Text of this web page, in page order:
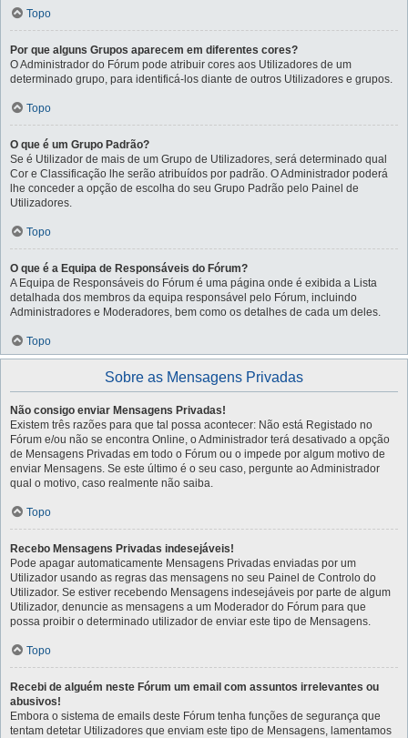
Topo
Por que alguns Grupos aparecem em diferentes cores?
O Administrador do Fórum pode atribuir cores aos Utilizadores de um
determinado grupo, para identificá-los diante de outros Utilizadores e grupos.
Topo
O que é um Grupo Padrão?
Se é Utilizador de mais de um Grupo de Utilizadores, será determinado qual
Cor e Classificação lhe serão atribuídos por padrão. O Administrador poderá
lhe conceder a opção de escolha do seu Grupo Padrão pelo Painel de
Utilizadores.
Topo
O que é a Equipa de Responsáveis do Fórum?
A Equipa de Responsáveis do Fórum é uma página onde é exibida a Lista
detalhada dos membros da equipa responsável pelo Fórum, incluindo
Administradores e Moderadores, bem como os detalhes de cada um deles.
Topo
Sobre as Mensagens Privadas
Não consigo enviar Mensagens Privadas!
Existem três razões para que tal possa acontecer: Não está Registado no
Fórum e/ou não se encontra Online, o Administrador terá desativado a opção
de Mensagens Privadas em todo o Fórum ou o impede por algum motivo de
enviar Mensagens. Se este último é o seu caso, pergunte ao Administrador
qual o motivo, caso realmente não saiba.
Topo
Recebo Mensagens Privadas indesejáveis!
Pode apagar automaticamente Mensagens Privadas enviadas por um
Utilizador usando as regras das mensagens no seu Painel de Controlo do
Utilizador. Se estiver recebendo Mensagens indesejáveis por parte de algum
Utilizador, denuncie as mensagens a um Moderador do Fórum para que
possa proibir o determinado utilizador de enviar este tipo de Mensagens.
Topo
Recebi de alguém neste Fórum um email com assuntos irrelevantes ou
abusivos!
Embora o sistema de emails deste Fórum tenha funções de segurança que
tentam detetar Utilizadores que enviam este tipo de Mensagens, lamentamos